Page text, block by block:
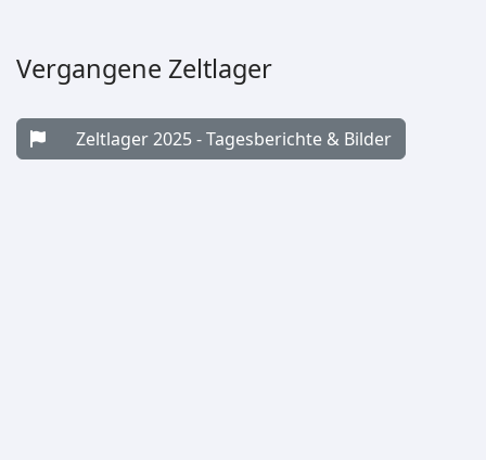
Vergangene Zeltlager
Zeltlager 2025 - Tagesberichte & Bilder